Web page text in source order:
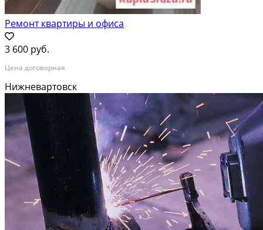
Ремонт квартиры и офиса
3 600 руб.
Цена договорная
Нижневартовск